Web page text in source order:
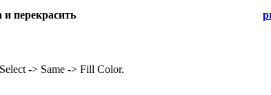
перекрасить
-> Same -> Fill Color.